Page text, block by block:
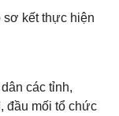
sơ kếtthực hiện
các tỉnh,
đầu mối tổ chức